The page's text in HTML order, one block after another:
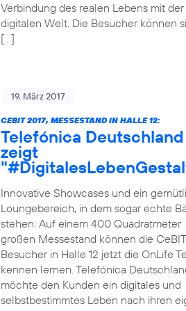
Verbindung des realen Lebens mit der
digitalen Welt. Die Besucher können
[…]
19. März 2017
CEBIT 2017, MESSESTAND IN HALLE 12:
Telefónica Deutschland
zeigt
Innovative Showcases und ein
Loungebereich, in dem sogar echte
stehen: Auf einem 400 Quadratmeter
großen Messestand können die CeBIT
Besucher in Halle 12 jetzt die OnLife
kennen lernen. Telefónica
möchte den Kunden ein digitales und
selbstbestimmtes Leben nach ihren